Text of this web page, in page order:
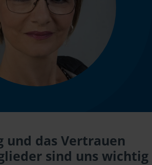
und das Vertrauen
sind uns wichtig